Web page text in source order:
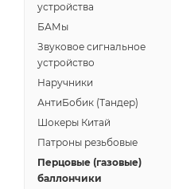
устройства
БАМы
Звуковое сигнальное
устройство
Наручники
АнтиБобик (Тандер)
Шокеры Китай
Патроны резьбовые
Перцовые (газовые)
баллончики